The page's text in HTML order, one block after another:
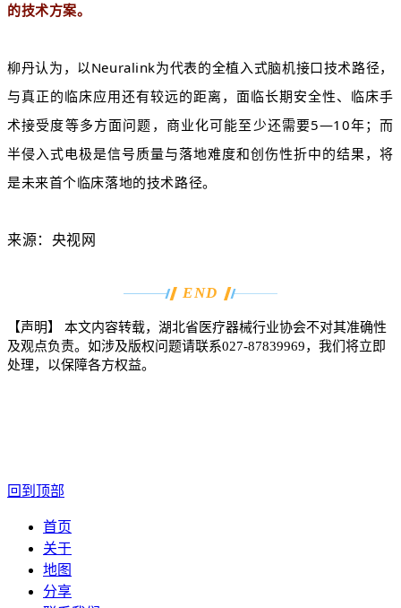
的技术方案。
柳丹认为，以Neuralink为代表的全植入式脑机接口技术路径，
与真正的临床应用还有较远的距离，面临长期安全性、临床手
术接受度等多方面问题，商业化可能至少还需要5—10年；而
半侵入式电极是信号质量与落地难度和创伤性折中的结果，将
是未来首个临床落地的技术路径。
来源：央视网
END
【声明】
本文内容转载，湖北省医疗器械行业协会不对其准确性
及观点负责。如涉及版权问题请联系027-87839969，我们将立即
处理，以保障各方权益。
回到顶部
首页
关于
地图
分享